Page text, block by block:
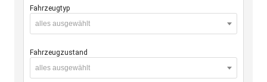
Fahrzeugtyp
alles ausgewählt
Fahrzeugzustand
alles ausgewählt